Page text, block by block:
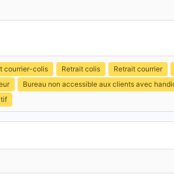
colis Retrait colis Retrait courrier
Bureau non accessible aux clients avec